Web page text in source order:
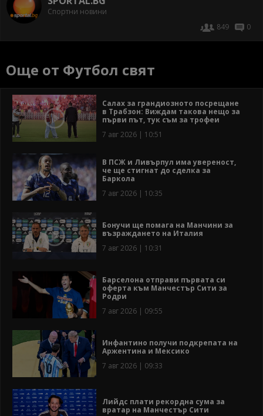
Спортни новини
849
0
Още от Футбол свят
Салах за грандиозното посрещане
в Трабзон: Виждам такова нещо за
първи път, тук съм за трофеи
7 авг 2026 | 10:51
В ПСЖ и Ливърпул има увереност,
че ще стигнат до сделка за
Баркола
7 авг 2026 | 10:35
Бонучи ще помага на Манчини за
възраждането на Италия
7 авг 2026 | 10:31
Барселона отправи първата си
оферта към Манчестър Сити за
Родри
7 авг 2026 | 09:55
Инфантино получи подкрепата на
Аржентина и Мексико
7 авг 2026 | 09:33
Лийдс плати рекордна сума за
вратар на Манчестър Сити